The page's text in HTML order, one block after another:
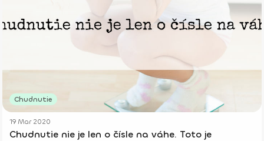
Chudnutie
19 Mar 2020
Chudnutie nie je len o čísle na váhe. Toto je